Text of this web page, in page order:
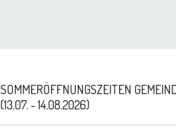
SOMMERÖFFNUNGSZEITEN
(13.07. - 14.08.2026)